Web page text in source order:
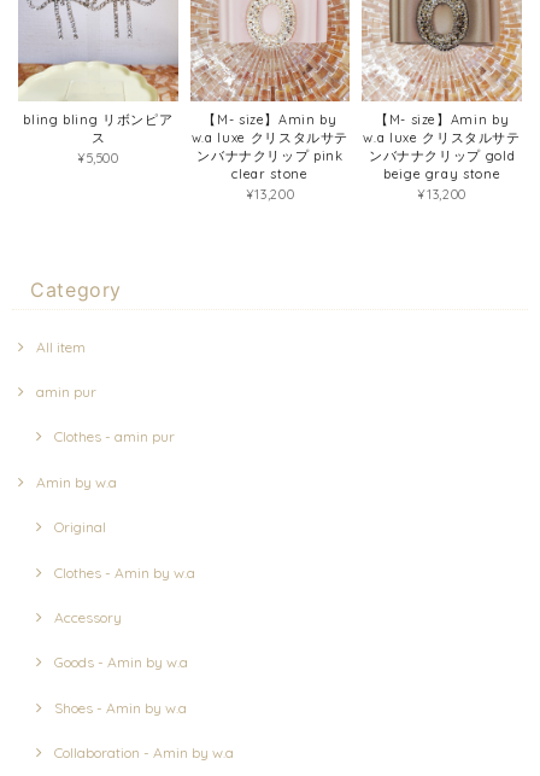
bling bling リボンピア
ス
¥5,500
【M- size】Amin by
w.a luxe クリスタルサテ
ンバナナクリップ pink
clear stone
¥13,200
【M- size】Amin by
w.a luxe クリスタルサテ
ンバナナクリップ gold
beige gray stone
¥13,200
Category
All item
amin pur
Clothes - amin pur
Amin by w.a
Original
Clothes - Amin by w.a
Accessory
Goods - Amin by w.a
Shoes - Amin by w.a
Collaboration - Amin by w.a